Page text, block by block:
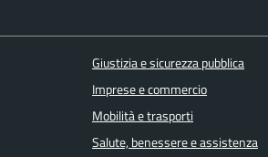
Giustizia e sicurezza pubblica
Imprese e commercio
Mobilità e trasporti
Salute, benessere e assistenza